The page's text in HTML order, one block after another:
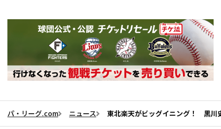
パ・リーグ.com ニュース 東北楽天がビッグイニング！ 黒川